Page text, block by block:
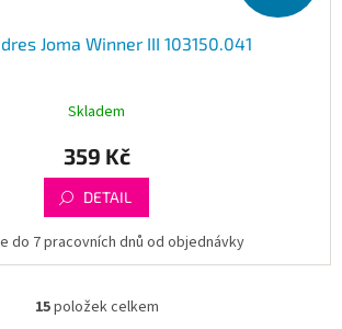
Joma Winner III 103150.041
Skladem
359 Kč
DETAIL
do 7 pracovních dnů od objednávky
O
15položek celkem